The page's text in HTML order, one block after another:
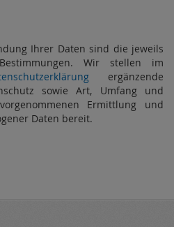
Ihrer Daten sind die jeweils
Wir stellen im
ergänzende
sowie Art, Umfang und
Ermittlung und
Daten bereit.